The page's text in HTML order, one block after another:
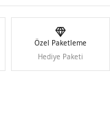
Özel Paketleme
Hediye Paketi